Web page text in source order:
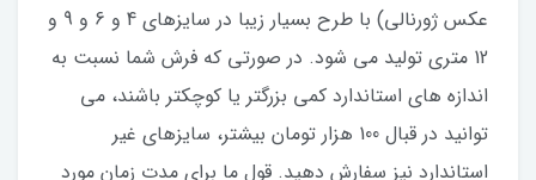
عکس ژورنالی) با طرح بسیار زیبا در سایزهای 4 و 6 و 9 و
12 متری تولید می شود. در صورتی که فرش شما نسبت به
اندازه های استاندارد کمی بزرگتر یا کوچکتر باشند، می
توانید در قبال 100 هزار تومان بیشتر، سایزهای غیر
استاندارد نیز سفارش دهید. قول ما برای مدت زمان مورد